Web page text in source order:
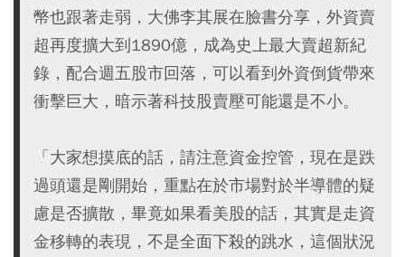
幣也跟著走弱，大佛李其展在臉書分享，外資賣
超再度擴大到1890億，成為史上最大賣超新紀
錄，配合週五股市回落，可以看到外資倒貨帶來
衝擊巨大，暗示著科技股賣壓可能還是不小。
「大家想摸底的話，請注意資金控管，現在是跌
過頭還是剛開始，重點在於市場對於半導體的疑
慮是否擴散，畢竟如果看美股的話，其實是走資
金移轉的表現，不是全面下殺的跳水，這個狀況